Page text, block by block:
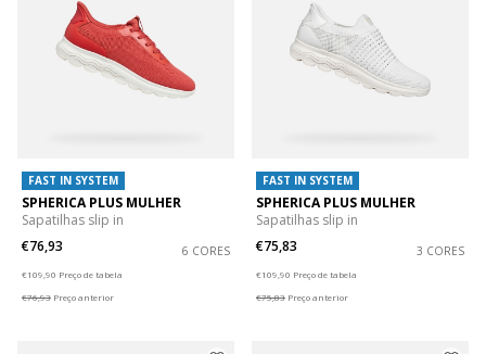
FAST IN SYSTEM
SPHERICA PLUS MULHER
Sapatilhas slip in
€76,93
6 CORES
€109,90 Preço de tabela
€76,93 Preço anterior
FAST IN SYSTEM
SPHERICA PLUS MULHER
Sapatilhas slip in
€75,83
3 CORES
€109,90 Preço de tabela
€75,83 Preço anterior